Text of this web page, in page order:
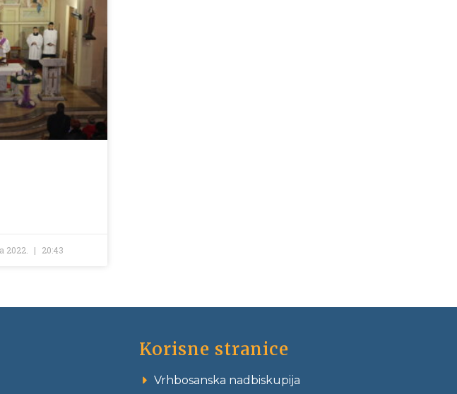
2022. 20:43
Korisne stranice
Vrhbosanska nadbiskupija